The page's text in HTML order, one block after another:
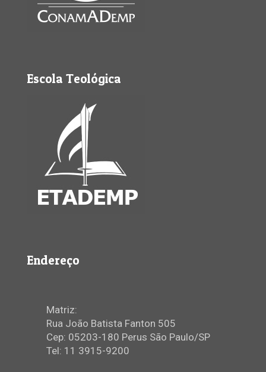
Escola Teológica
Endereço
Matriz:
Rua João Batista Fanton 505
Cep: 05203-180 Perus São Paulo/SP
Tel: 11 3915-9200